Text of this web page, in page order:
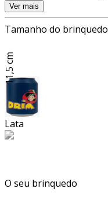
Ver mais
Tamanho do brinquedo
11,5 cm
Lata
O seu brinquedo